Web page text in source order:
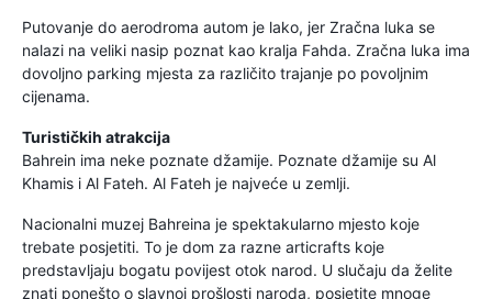
Putovanje do aerodroma autom je lako, jer Zračna luka se
nalazi na veliki nasip poznat kao kralja Fahda. Zračna luka ima
dovoljno parking mjesta za različito trajanje po povoljnim
cijenama.
Turističkih atrakcija
Bahrein ima neke poznate džamije. Poznate džamije su Al
Khamis i Al Fateh. Al Fateh je najveće u zemlji.
Nacionalni muzej Bahreina je spektakularno mjesto koje
trebate posjetiti. To je dom za razne articrafts koje
predstavljaju bogatu povijest otok narod. U slučaju da želite
znati ponešto o slavnoj prošlosti naroda, posjetite mnoge